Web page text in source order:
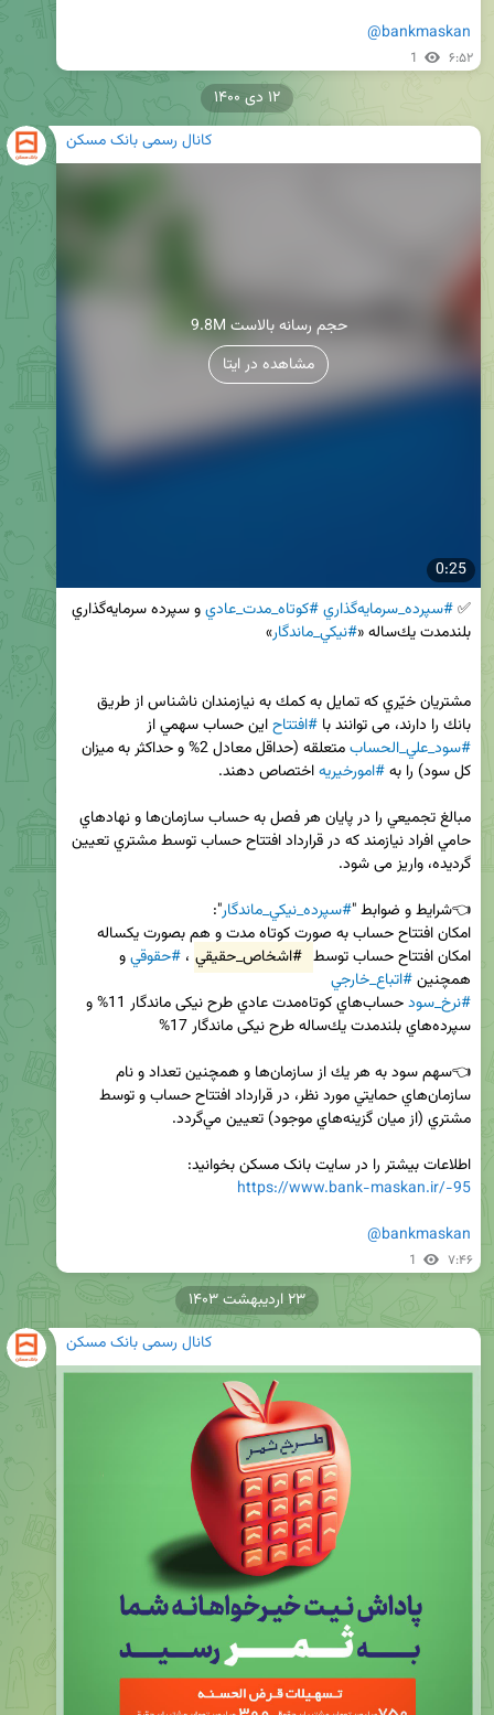
@bankmaskan
1 ۶:۵۲
کانال رسمی بانک مسکن
0:25
9.8M حجم رسانه بالاست
مشاهده در ایتا
✅ #سپرده_سرمايه‌گذاري #كوتاه‌_مدت_عادي
بلندمدت يك‌ساله «
#نيكي_ماندگار
بانك را دارند، می توانند با #افتتاح این حساب سهمي از
#سود_علي‌_الحساب
كل سود) را به #امورخيريه
👈شرايط و ضوابط "#سپرده_نيكي_ماندگار
امکان افتتاح حساب توسط #اشخاص_حقيقي ، #حقوقي
همچنين #اتباع_خارجي
#نرخ_سود
اطلاعات بیشتر را در سایت بانک مسکن بخوانید:
https://www.bank-maskan.ir/-95
@bankmaskan
1 ۷:۴۶
۱۲ دی ۱۴۰۰
کانال رسمی بانک مسکن
۲۳ اردیبهشت ۱۴۰۳